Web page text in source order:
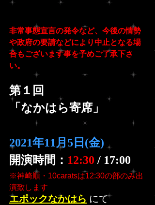
非常事態宣言の発令など、今後の情勢
や政府の要請などにより中止となる場
合もございます事を予めご了承下さ
い。
第１回
「なかはら寄席」
2021年11月5日(金)
開演時間： 12:30 / 17:00
※神崎順・10caratsは12:30の部のみ出
演致します
エポックなかはら にて